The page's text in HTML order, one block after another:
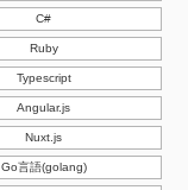
C#
Ruby
Typescript
Angular.js
Nuxt.js
Go言語(golang)